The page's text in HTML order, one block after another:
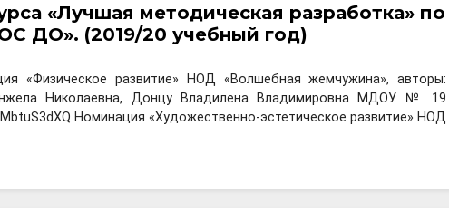
«Лучшая методическая разработка» по
ДО». (2019/20 учебный год)
«Физическое развитие» НОД «Волшебная жемчужина», авторы:
Николаевна, Донцу Владилена Владимировна МДОУ № 19
Номинация «Художественно-эстетическое развитие» НОД